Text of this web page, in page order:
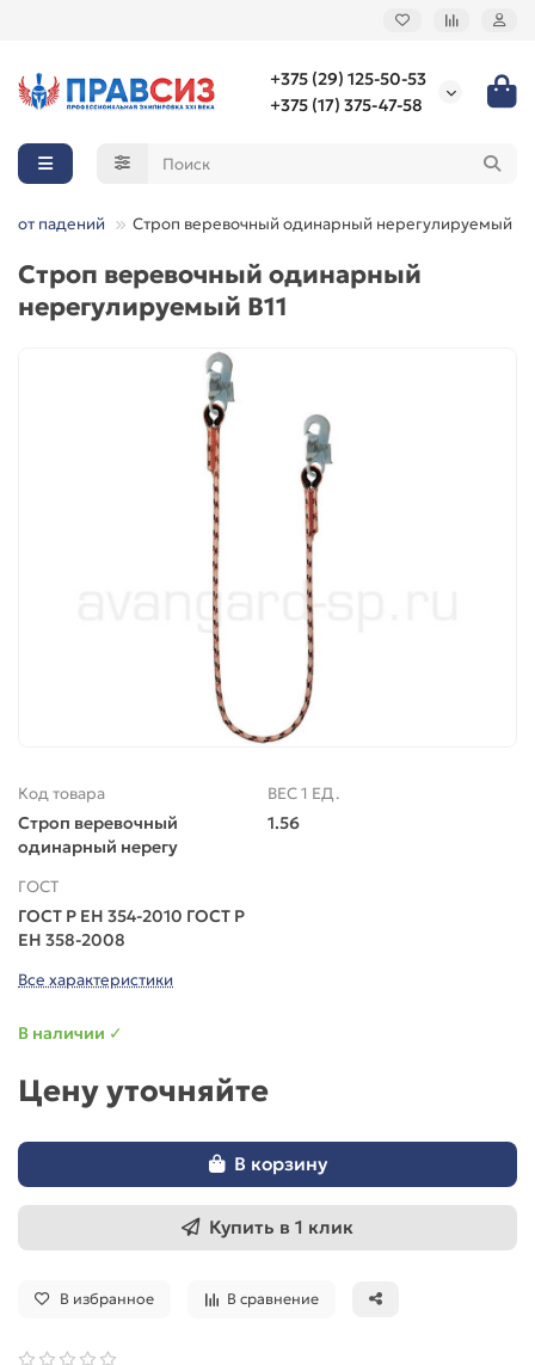
+375 (29) 125-50-53
+375 (17) 375-47-58
от падений Строп веревочный одинарный нерегулируемый
Строп веревочный одинарный
нерегулируемый В11
Код товара
Строп веревочный
одинарный нерегу
ВЕС 1 ЕД.
1.56
ГОСТ
ГОСТ Р ЕН 354-2010 ГОСТ Р
ЕН 358-2008
Все характеристики
В наличии ✓
Цену уточняйте
В корзину
Купить в 1 клик
В избранное В сравнение